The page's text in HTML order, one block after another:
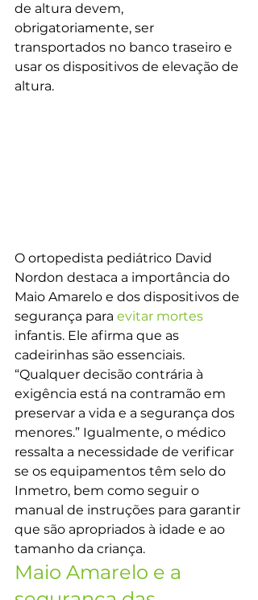
de altura devem,
obrigatoriamente, ser
transportados no banco traseiro e
usar os dispositivos de elevação de
altura.
O ortopedista pediátrico David
Nordon destaca a importância do
Maio Amarelo e dos dispositivos de
segurança para evitar mortes
infantis. Ele afirma que as
cadeirinhas são essenciais.
“Qualquer decisão contrária à
exigência está na contramão em
preservar a vida e a segurança dos
menores.” Igualmente, o médico
ressalta a necessidade de verificar
se os equipamentos têm selo do
Inmetro, bem como seguir o
manual de instruções para garantir
que são apropriados à idade e ao
tamanho da criança.
Maio Amarelo e a